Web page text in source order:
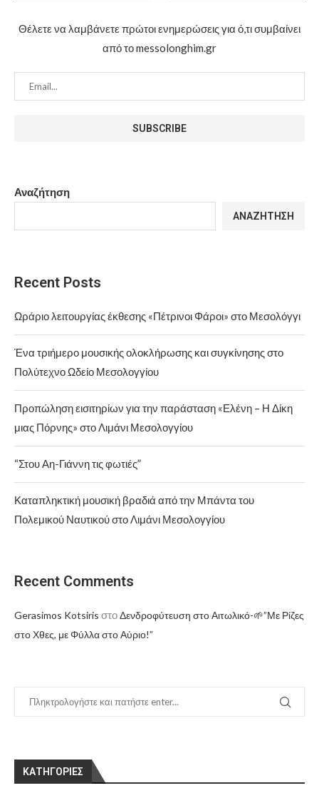
Αναζήτηση
ΑΝΑΖΉΤΗΣΗ
Recent Posts
Ωράριο λειτουργίας έκθεσης «Πέτρινοι Φάροι» στο Μεσολόγγι
Ένα τριήμερο μουσικής ολοκλήρωσης και συγκίνησης στο
Πολύτεχνο Ωδείο Μεσολογγίου
Προπώληση εισιτηρίων για την παράσταση «Ελένη – Η Δίκη
μιας Πόρνης» στο Λιμάνι Μεσολογγίου
“Στου Αη-Γιάννη τις φωτιές”
Καταπληκτική μουσική βραδιά από την Μπάντα του
Πολεμικού Ναυτικού στο Λιμάνι Μεσολογγίου
Recent Comments
Gerasimos Kotsiris στοΔενδροφύτευση στο Αιτωλικό-🌱”Με Ρίζες
στο Χθες, με Φύλλα στο Αύριο!”
KΑΤΗΓΟΡΊΕΣ
Θέλετε να λαμβάνετε πρώτοι ενημερώσεις για ό,τι συμβαίνει
από το messolonghim.gr